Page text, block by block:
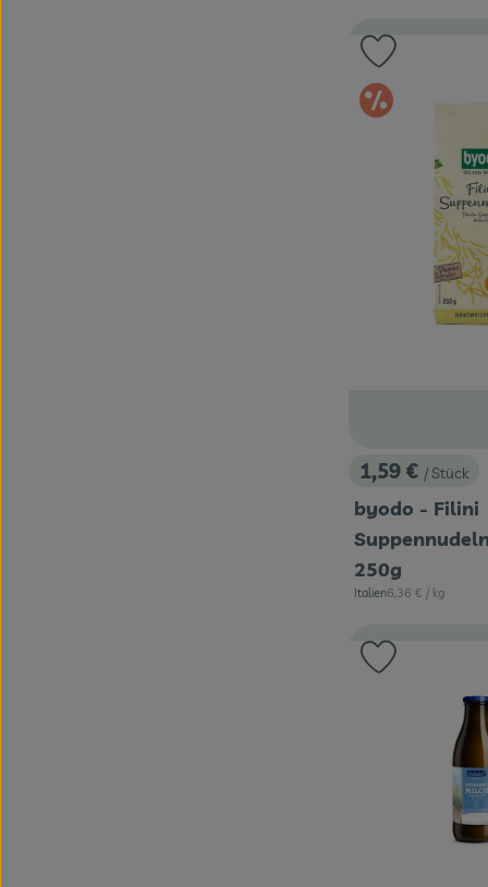
, Preis:
1,59 € / Stück
byodo - Filini
250g
, Herkunft:
Italien, Referenzpreis:
6,36 € / kg
Im
Produkt
Produkt